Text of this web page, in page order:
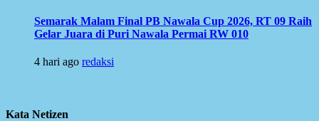
Semarak Malam Final PB Nawala Cup 2026, RT 09 Raih
Gelar Juara di Puri Nawala Permai RW 010
4 hari ago redaksi
Kata Netizen